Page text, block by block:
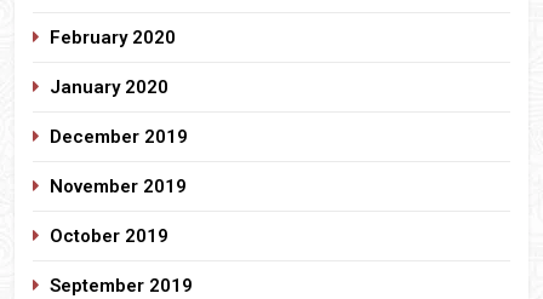
February 2020
January 2020
December 2019
November 2019
October 2019
September 2019